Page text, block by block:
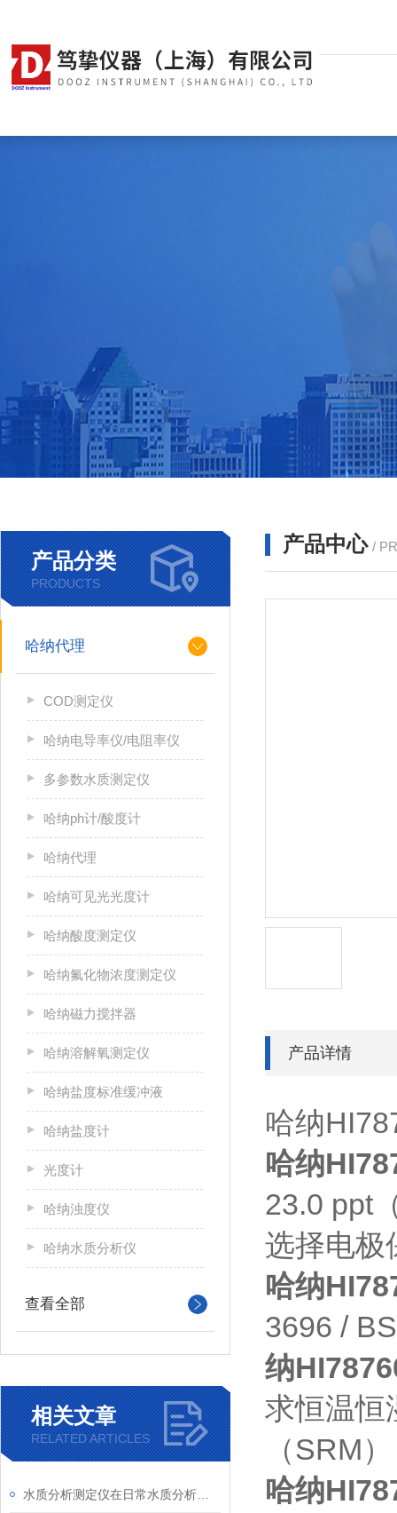
产品分类
PRODUCTS
哈纳代理
COD测定仪
哈纳电导率仪/电阻率仪
多参数水质测定仪
哈纳ph计/酸度计
哈纳代理
哈纳可见光光度计
哈纳酸度测定仪
哈纳氟化物浓度测定仪
哈纳磁力搅拌器
哈纳溶解氧测定仪
哈纳盐度标准缓冲液
哈纳盐度计
光度计
哈纳浊度仪
哈纳水质分析仪
查看全部
相关文章
RELATED ARTICLES
产品中心 /
产品详情
哈纳
哈纳
23.0 ppt
选择电极
哈纳
3696 /
纳
求恒温恒
（SRM
哈纳